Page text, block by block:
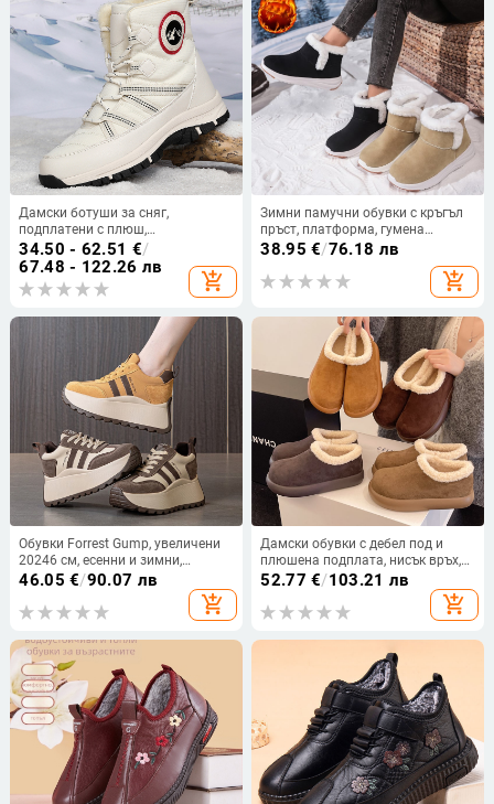
Дамски ботуши за сняг,
подплатени с плюш,
водоустойчиви, високи, зимни до
-40°C
34.50 - 62.51 €/
67.48 - 122.26 лв
add_shopping_cart
Зимни памучни обувки с кръгъл
пръст, платформа, гумена
подметка, страничен цип
38.95 €/76.18 лв
add_shopping_cart
Обувки Forrest Gump, увеличени
20246 см, есенни и зимни,
неплъзгащи се, ултра леки,
Ankora, червени експлозии,
спортни високи обувки Torre
46.05 €/90.07 лв
add_shopping_cart
Дамски обувки с дебел под и
плюшена подплата, нисък връх,
велурен горен материал за
52.77 €/103.21 лв
add_shopping_cart